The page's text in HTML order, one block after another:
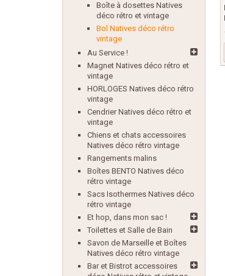
Boîte à dosettes Natives
déco rétro et vintage
Bol Natives déco rétro
vintage
Au Service !
Magnet Natives déco rétro et
vintage
HORLOGES Natives déco rétro
vintage
Cendrier Natives déco rétro et
vintage
Chiens et chats accessoires
Natives déco rétro vintage
Rangements malins
Boîtes BENTO Natives déco
rétro vintage
Sacs Isothermes Natives déco
rétro vintage
Et hop, dans mon sac !
Toilettes et Salle de Bain
Savon de Marseille et Boîtes
Natives déco rétro vintage
Bar et Bistrot accessoires